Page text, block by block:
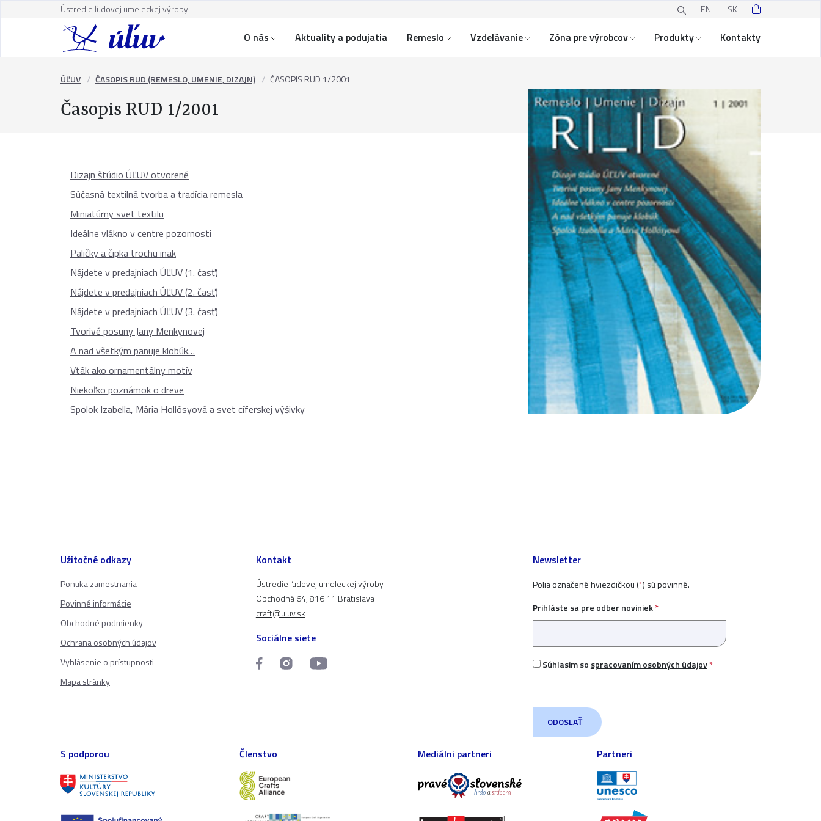
Ústredie ľudovej umeleckej výroby EN SK
O nás Aktuality a podujatia Remeslo Vzdelávanie Zóna pre výrobcov Produkty Kontakty
ÚĽUV ČASOPIS RUD (REMESLO, UMENIE, DIZAJN) ČASOPIS RUD 1/2001
Časopis RUD 1/2001
Dizajn štúdio ÚĽUV otvorené
Súčasná textilná tvorba a tradícia remesla
Miniatúrny svet textilu
Ideálne vlákno v centre pozornosti
Paličky a čipka trochu inak
Nájdete v predajniach ÚĽUV (1. časť)
Nájdete v predajniach ÚĽUV (2. časť)
Nájdete v predajniach ÚĽUV (3. časť)
Tvorivé posuny Jany Menkynovej
A nad všetkým panuje klobúk…
Vták ako ornamentálny motív
Niekoľko poznámok o dreve
Spolok Izabella, Mária Hollósyová a svet cíferskej výšivky
Užitočné odkazy
Ponuka zamestnania
Povinné informácie
Obchodné podmienky
Ochrana osobných údajov
Vyhlásenie o prístupnosti
Mapa stránky
Kontakt
Ústredie ľudovej umeleckej výroby
Obchodná 64, 816 11 Bratislava
craft@uluv.sk
Sociálne siete
Newsletter
Polia označené hviezdičkou (*) sú povinné.
Prihláste sa pre odber noviniek*
Súhlasím so spracovaním osobných údajov*
S podporou Členstvo Mediálni partneri Partneri